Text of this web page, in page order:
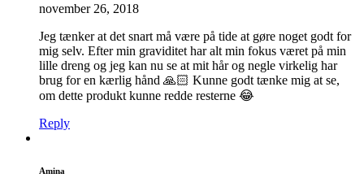
november 26, 2018
Jeg tænker at det snart må være på tide at gøre noget godt for
mig selv. Efter min graviditet har alt min fokus været på min
lille dreng og jeg kan nu se at mit hår og negle virkelig har
brug for en kærlig hånd 🙏🏻 Kunne godt tænke mig at se,
om dette produkt kunne redde resterne 😂
Reply
Amina